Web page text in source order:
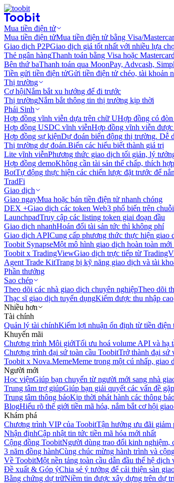
Mua tiền điện tử
Mua tiền điện tửMua tiền điện tử bằng Visa/
Giao dịch P2PGiao dịch giá tốt nhất với nhiều lựa
Thẻ ngân hàngThanh toán bằng Visa hoặc Mastercard
Bên thứ baThanh toán qua MoonPay, Advcash,
Tiền gửi tiền điện tửGửi tiền điện tử chéo, tài khoản
Thị trường
Cơ hộiNắm bắt xu hướng để đi trước
Thị trườngNắm bắt thông tin thị trường kịp thời
Phái Sinh
Hợp đồng vĩnh viễn dựa trên chữ UHợp đồng có
Hợp đồng USDC vĩnh viễnHợp đồng vĩnh viễn
Hợp đồng sự kiệnDự đoán biến động thị trường. Dễ
Thị trường dự đoán.Biến các hiểu biết thành giá trị
Lite vĩnh viễnPhương thức giao dịch tối giản, lý
Hợp đồng demoKhông cần tài sản thế chấp, thích
BotTự động thực hiện các chiến lược đặt trước để
TradFi
Giao dịch
Giao ngayMua hoặc bán tiền điện tử nhanh chóng
DEX +Giao dịch các token Web3 phổ biến trên
LaunchpadTruy cập các listing token giai đoạn đầu
Giao dịch nhanhHoán đổi tài sản tức thì không phí
Giao dịch APICung cấp phương thức thực hiện giao
Toobit SynapseMột mô hình giao dịch hoàn toàn
Toobit x TradingViewGiao dịch trực tiếp từ
Agent Trade KitTrang bị kỹ năng giao dịch và tài
Phần thưởng
Sao chép
Theo dõi các nhà giao dịch chuyên nghiệpTheo dõi
Thạc sĩ giao dịch tuyển dụngKiếm được thu nhập cao
Nhiều hơn
Tài chính
Quản lý tài chínhKiếm lợi nhuận ổn định từ tiền điện
Khuyến mãi
Chương trình Môi giớiTối ưu hoá volume API và hạ
Chương trình đại sứ toàn cầu ToobitTrở thành đại sứ
Toobit x Nova.MemeMeme trong một cú nhấp, giao
Người mới
Học việnGiúp bạn chuyển từ người mới sang nhà
Trung tâm trợ giúpGiúp bạn giải quyết các vấn đề
Trung tâm thông báoKịp thời phát hành các thông
BlogHiểu rõ thế giới tiền mã hóa, nắm bắt cơ hội
Khám phá
Chương trình VIP của ToobitTận hưởng ưu đãi giảm
Nhận địnhCập nhật tin tức tiền mã hóa mới nhất
Cộng đồng ToobitNgười dùng trao đổi kinh nghiệm,
3 năm đồng hànhCùng chúc mừng hành trình và
Về ToobitMột nền tảng toàn cầu dẫn đầu thế hệ
Đề xuất & Góp ýChia sẻ ý tưởng để cải thiện sàn
Bằng chứng dự trữNiềm tin được xây dựng trên dự